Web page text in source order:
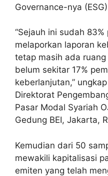
Governance-nya
“Sejauh ini sudah
melaporkan laporan
tetap masih ada
belum sekitar 17%
keberlanjutan,”
Direktorat
Pasar Modal Syariah
Gedung BEI, Jakarta,
Kemudian dari 50
mewakili kapitalisasi
emiten yang telah